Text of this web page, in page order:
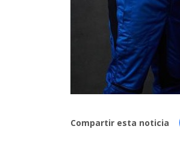
Compartir esta noticia